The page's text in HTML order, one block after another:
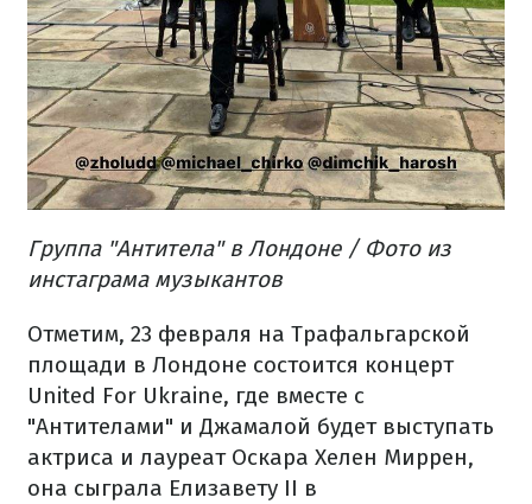
Группа "Антитела" в Лондоне / Фото из
инстаграма музыкантов
Отметим, 23 февраля на Трафальгарской
площади в Лондоне состоится концерт
United For Ukraine, где вместе с
"Антителами" и Джамалой будет выступать
актриса и лауреат Оскара Хелен Миррен,
она сыграла Елизавету II в